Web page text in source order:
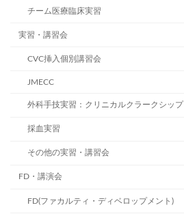
チーム医療臨床実習
実習・講習会
CVC挿入個別講習会
JMECC
外科手技実習：クリニカルクラークシップ
採血実習
その他の実習・講習会
FD・講演会
FD(ファカルティ・ディベロップメント)